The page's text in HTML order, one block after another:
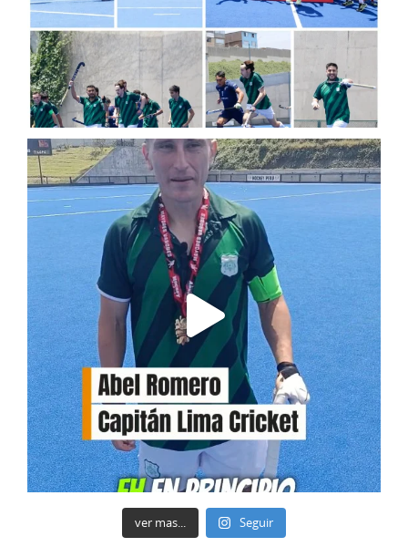
ver mas... Seguir